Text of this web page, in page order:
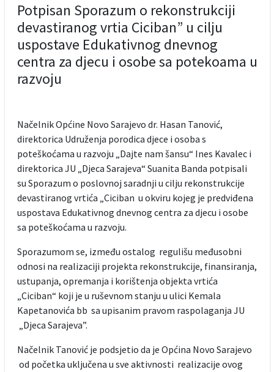
Potpisan Sporazum o rekonstrukciji
devastiranog vrtia Ciciban” u cilju
uspostave Edukativnog dnevnog
centra za djecu i osobe sa potekoama u
razvoju
Načelnik Općine Novo Sarajevo dr. Hasan Tanović,
direktorica Udruženja porodica djece i osoba s
poteškoćama u razvoju „Dajte nam šansu“ Ines Kavalec i
direktorica JU „Djeca Sarajeva“ Suanita Banda potpisali
su Sporazum o poslovnoj saradnji u cilju rekonstrukcije
devastiranog vrtića „Ciciban u okviru kojeg je predviđena
uspostava Edukativnog dnevnog centra za djecu i osobe
sa poteškoćama u razvoju.
Sporazumom se, između ostalog regulišu međusobni
odnosi na realizaciji projekta rekonstrukcije, finansiranja,
ustupanja, opremanja i korištenja objekta vrtića
„Ciciban“ koji je u ruševnom stanju u ulici Kemala
Kapetanovića bb sa upisanim pravom raspolaganja JU
„Djeca Sarajeva”.
Načelnik Tanović je podsjetio da je Općina Novo Sarajevo
od početka uključena u sve aktivnosti realizacije ovog